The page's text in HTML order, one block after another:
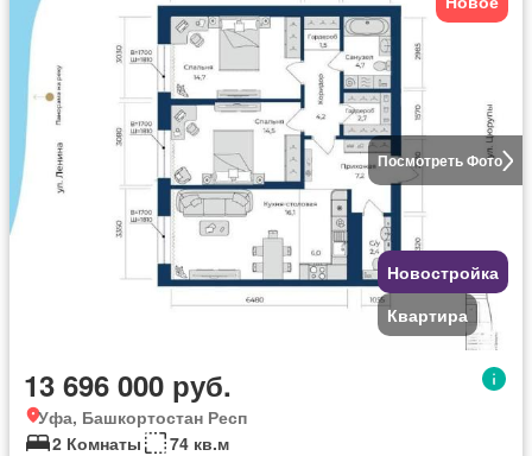
Посмотреть Фото
Новостройка
Квартира
13 696 000 руб.
Уфа, Башкортостан Респ
2 Комнаты
74 кв.м